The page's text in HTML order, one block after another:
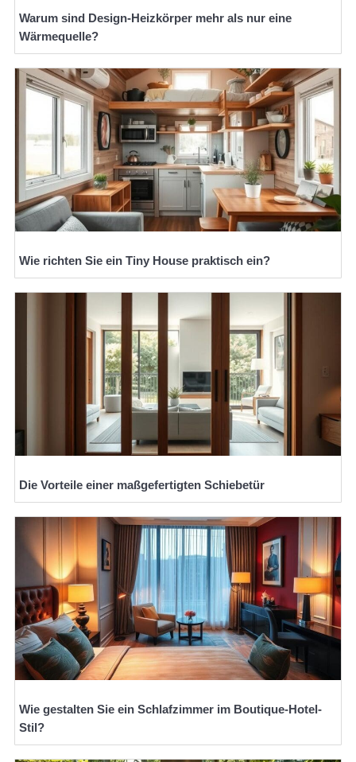
Warum sind Design-Heizkörper mehr als nur eine
Wärmequelle?
Wie richten Sie ein Tiny House praktisch ein?
Die Vorteile einer maßgefertigten Schiebetür
Wie gestalten Sie ein Schlafzimmer im Boutique-Hotel-
Stil?